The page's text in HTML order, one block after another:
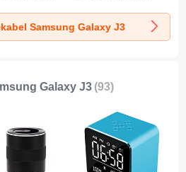
Universal
Samsung
J3 Rot
Charge Universal
K08 für Samsung
Galaxy J3 Silber
Samsung Galaxy J3
Galaxy J3 (93)